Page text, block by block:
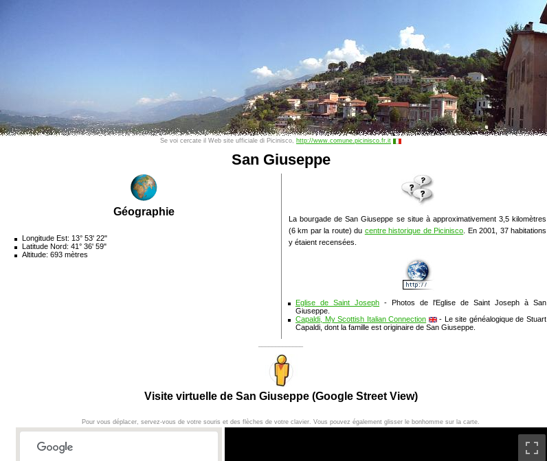
Se voi cercate il Web site ufficiale di Picinisco, http://www.comune.picinisco.fr.it
San Giuseppe
Géographie
Longitude Est: 13° 53' 22"
Latitude Nord: 41° 36' 59"
Altitude: 693 mètres
La bourgade de San Giuseppe se situe à approximativement 3,5 kilomètres
(6 km par la route) du centre historique de Picinisco . En 2001, 37 habitations
y étaient recensées.
Eglise de Saint Joseph - Photos de l'Eglise de Saint Joseph à San
Giuseppe
Capaldi, My Scottish Italian Connection
- Le site généalogique de Stuart
Capaldi, dont la famille est originaire de San Giuseppe.
Visite virtuelle de San Giuseppe (Google Street View)
Pour vous déplacer, servez-vous de votre souris et des flèches de votre clavier. Vous pouvez également glisser le bonhomme sur la carte.